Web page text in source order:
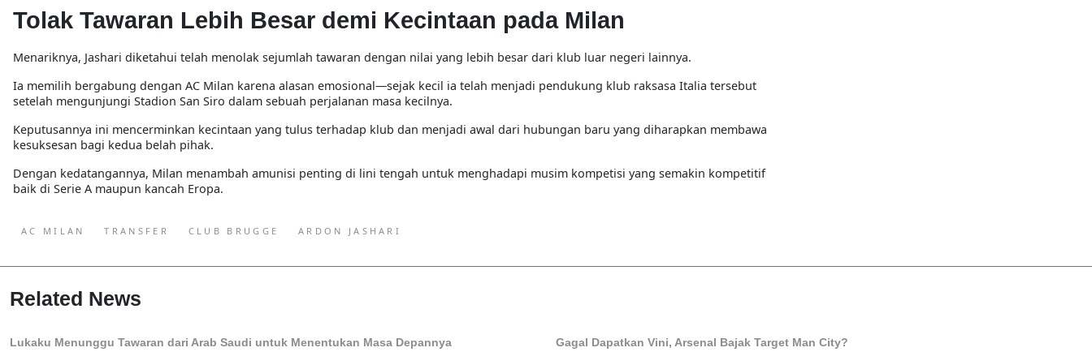
Tolak Tawaran Lebih Besar demi Kecintaan pada Milan
Menariknya, Jashari diketahui telah menolak sejumlah tawaran dengan nilai yang lebih besar dari klub luar negeri lainnya.
Ia memilih bergabung dengan AC Milan karena alasan emosional—sejak kecil ia telah menjadi pendukung klub raksasa Italia tersebut
setelah mengunjungi Stadion San Siro dalam sebuah perjalanan masa kecilnya.
Keputusannya ini mencerminkan kecintaan yang tulus terhadap klub dan menjadi awal dari hubungan baru yang diharapkan membawa
kesuksesan bagi kedua belah pihak.
Dengan kedatangannya, Milan menambah amunisi penting di lini tengah untuk menghadapi musim kompetisi yang semakin kompetitif
baik di Serie A maupun kancah Eropa.
AC MILAN TRANSFER CLUB BRUGGE ARDON JASHARI
Related News
Lukaku Menunggu Tawaran dari Arab Saudi untuk Menentukan Masa Depannya Gagal Dapatkan Vini, Arsenal Bajak Target Man City?